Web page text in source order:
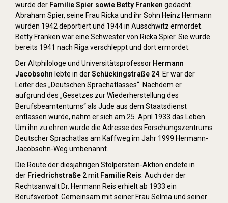
wurde der Familie Spier sowie Betty Franken gedacht.
Abraham Spier, seine Frau Ricka und ihr Sohn Heinz Hermann
wurden 1942 deportiert und 1944 in Ausschwitz ermordet.
Betty Franken war eine Schwester von Ricka Spier. Sie wurde
bereits 1941 nach Riga verschleppt und dort ermordet.
Der Altphilologe und Universitätsprofessor Hermann
Jacobsohn lebte in derSchückingstraße 24 . Er war der
Leiter des „Deutschen Sprachatlasses“. Nachdem er
aufgrund des „Gesetzes zur Wiederherstellung des
Berufsbeamtentums“ als Jude aus dem Staatsdienst
entlassen wurde, nahm er sich am 25. April 1933 das Leben.
Um ihn zu ehren wurde die Adresse des Forschungszentrums
Deutscher Sprachatlas am Kaffweg im Jahr 1999 Hermann-
Jacobsohn-Weg umbenannt.
Die Route der diesjährigen Stolperstein-Aktion endete in
der Friedrichstraße 2mit Familie Reis . Auch der der
Rechtsanwalt Dr. Hermann Reis erhielt ab 1933 ein
Berufsverbot. Gemeinsam mit seiner Frau Selma und seiner